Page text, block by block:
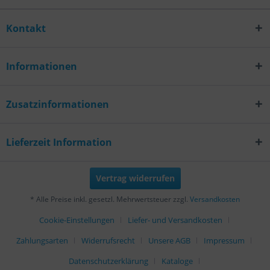
Kontakt
Informationen
Zusatzinformationen
Lieferzeit Information
Vertrag widerrufen
* Alle Preise inkl. gesetzl. Mehrwertsteuer zzgl. Versandkosten
Cookie-Einstellungen
Liefer- und Versandkosten
Zahlungsarten
Widerrufsrecht Unsere AGB
Impressum
Datenschutzerklärung
Kataloge